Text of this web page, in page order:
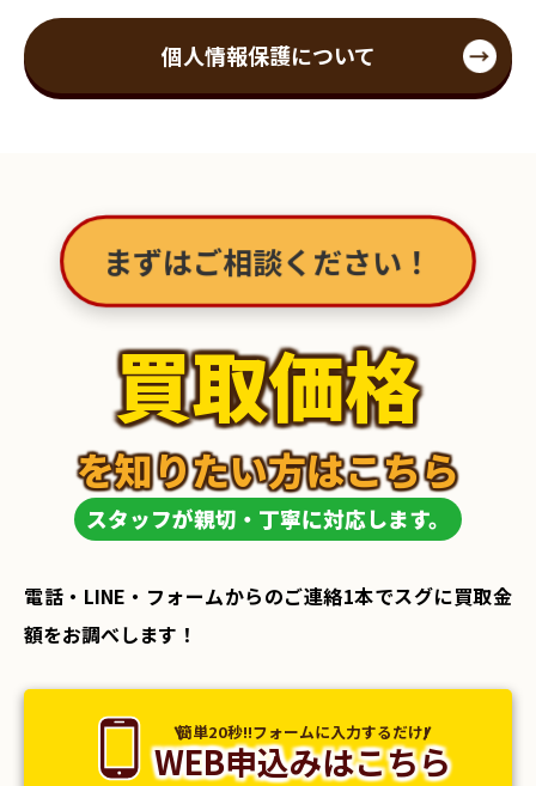
個人情報保護について
まずはご相談ください！
買取価格
スタッフが親切・丁寧に対応します。
を知りたい方はこちら
電話・LINE・フォームからのご連絡1本でスグに買取金
額をお調べします！
簡単20秒!!フォームに入力するだけ!
WEB申込みはこちら